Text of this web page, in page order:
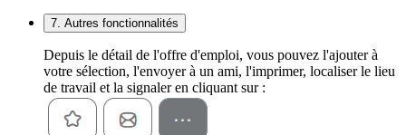
7. Autres fonctionnalités
Depuis le détail de l'offre d'emploi, vous pouvez l'ajouter à
votre sélection, l'envoyer à un ami, l'imprimer, localiser le lieu
de travail et la signaler en cliquant sur :